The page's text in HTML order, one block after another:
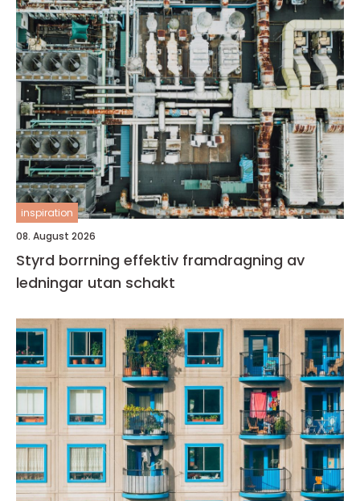
inspiration
08. August 2026
Styrd borrning effektiv framdragning av
ledningar utan schakt